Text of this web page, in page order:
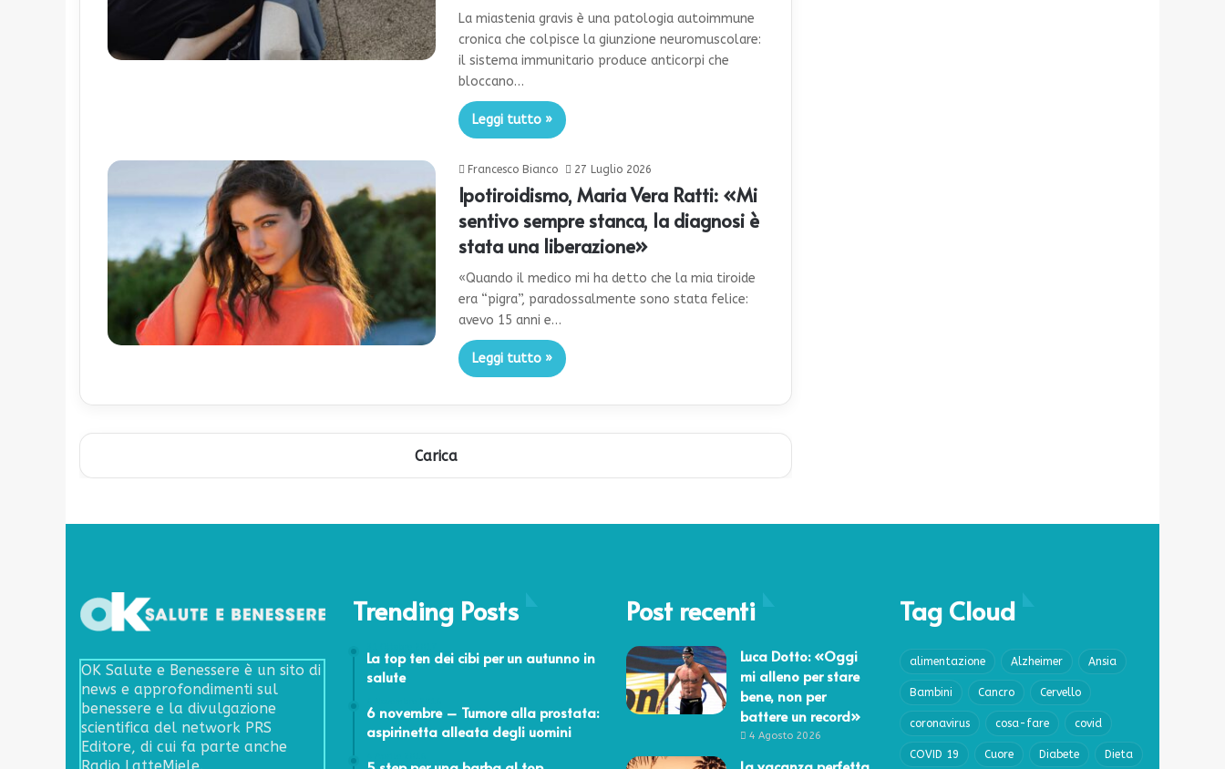
La miastenia gravis è una patologia autoimmune
cronica che colpisce la giunzione neuromuscolare:
il sistema immunitario produce anticorpi che
bloccano…
Leggi tutto »
Francesco Bianco 27 Luglio 2026
Ipotiroidismo, Maria Vera Ratti: «Mi
sentivo sempre stanca, la diagnosi è
stata una liberazione»
«Quando il medico mi ha detto che la mia tiroide
era “pigra”, paradossalmente sono stata felice:
avevo 15 anni e…
Leggi tutto »
Carica
OK Salute e Benessere è un sito di
news e approfondimenti sul
benessere e la divulgazione
scientifica del network PRS
Editore, di cui fa parte anche
Trending Posts
La top ten dei cibi per un autunno in
salute
6 novembre – Tumore alla prostata:
aspirinetta alleata degli uomini
Post recenti
Luca Dotto: «Oggi
mi alleno per stare
bene, non per
battere un record»
4 Agosto 2026
Tag Cloud
alimentazione Alzheimer Ansia
Bambini Cancro Cervello
coronavirus cosa-fare covid
COVID 19 Cuore Diabete Dieta